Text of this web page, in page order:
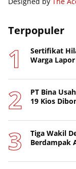
Terpopuler
Sertifikat
Warga
PT Bina
19 Kios
Tiga Wakil
Berdampak